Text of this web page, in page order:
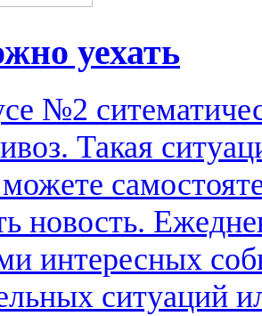
уехать
№2
Такая
новость.
интересных
ситуаций